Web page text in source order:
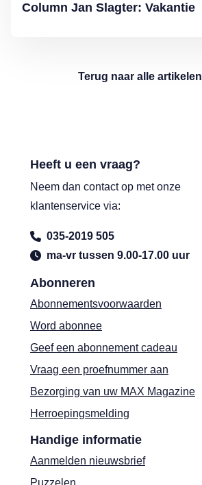
Column Jan Slagter: Vakantie
Terug naar alle artikelen
Abonneren
Abonnementsvoorwaarden
Word abonnee
Geef een abonnement cadeau
Vraag een proefnummer aan
Bezorging van uw MAX Magazine
Herroepingsmelding
Handige informatie
Aanmelden nieuwsbrief
Puzzelen
Heeft u een vraag?
Neem dan contact op met onze
klantenservice via:
035-2019 505
ma-vr tussen 9.00-17.00 uur